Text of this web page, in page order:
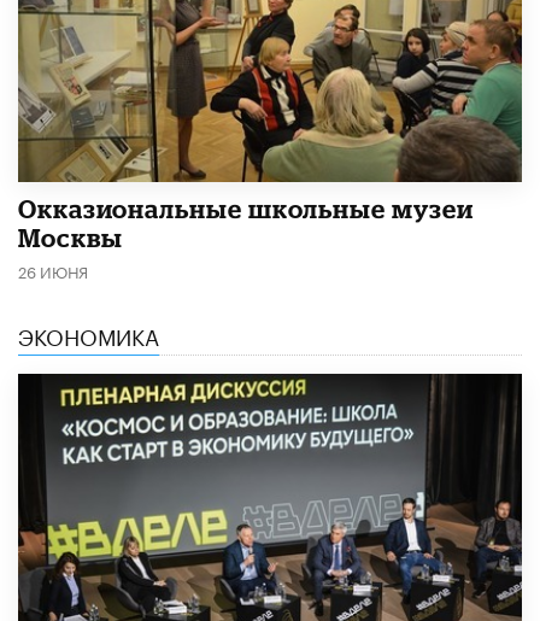
​Окказиональные школьные музеи
Москвы
26 ИЮНЯ
ЭКОНОМИКА